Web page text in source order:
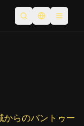
検索を開く言語を切り替
からのバントゥー